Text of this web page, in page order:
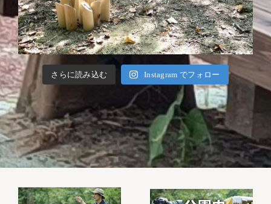
さらに読み込む Instagram でフォロー